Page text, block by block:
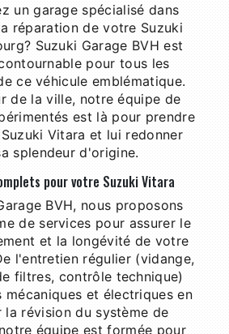
un garage spécialisé dans
réparation de votre Suzuki
Suzuki Garage BVH est
pour tous les
ce véhicule emblématique.
de la ville, notre équipe de
est là pour prendre
Vitara et lui redonner
splendeur d'origine.
pour votre Suzuki Vitara
BVH, nous proposons
de services pour assurer le
et la longévité de votre
l'entretien régulier (vidange,
filtres, contrôle technique)
mécaniques et électriques en
la révision du système de
équipe est formée pour